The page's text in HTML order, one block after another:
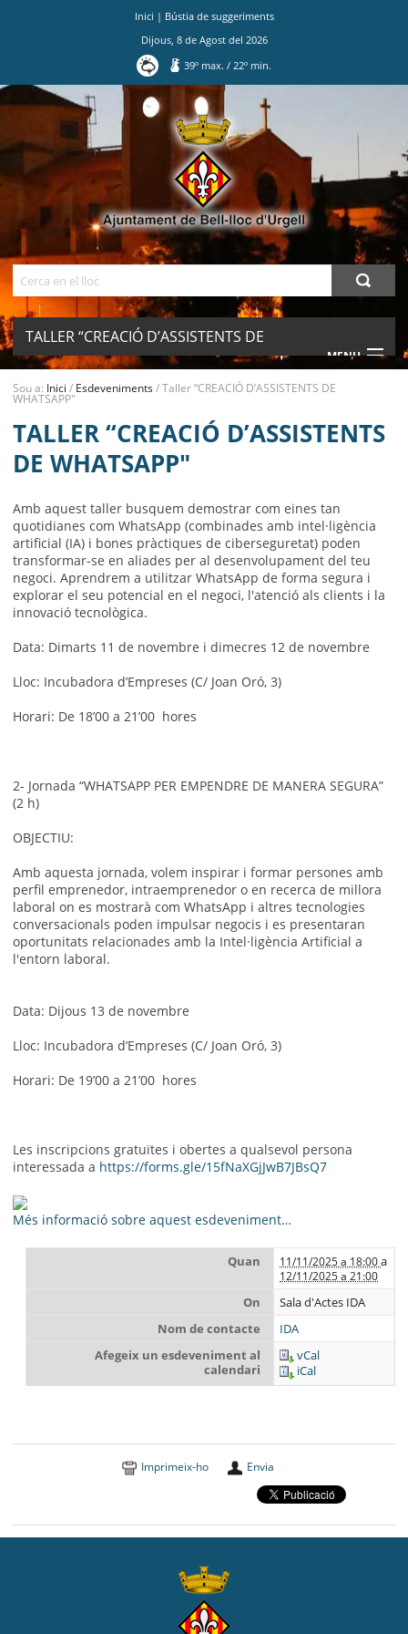
Inici | Bústia de suggeriments
Dijous, 8de Agostdel 2026
39º max./ 22º min.
TALLER “CREACIÓ D’ASSISTENTS DE
WHATSAPP"
MENU
MUNICIPI
BELL-LLOC SOLUCIONA
Sou a: Inici / Esdeveniments/Taller “CREACIÓ D’ASSISTENTS DE
WHATSAPP"
TALLER “CREACIÓ D’ASSISTENTS
DE WHATSAPP"
Amb aquest taller busquem demostrar com eines tan
quotidianes com WhatsApp (combinades amb intel·ligència
artificial (IA) i bones pràctiques de ciberseguretat) poden
transformar-se en aliades per al desenvolupament del teu
negoci. Aprendrem a utilitzar WhatsApp de forma segura i
explorar el seu potencial en el negoci, l'atenció als clients i la
innovació tecnològica.
Data: Dimarts 11 de novembre i dimecres 12 de novembre
Lloc: Incubadora d’Empreses (C/ Joan Oró, 3)
Horari: De 18’00 a 21’00 hores
2- Jornada “WHATSAPP PER EMPENDRE DE MANERA SEGURA”
(2 h)
OBJECTIU:
Amb aquesta jornada, volem inspirar i formar persones amb
perfil emprenedor, intraemprenedor o en recerca de millora
laboral on es mostrarà com WhatsApp i altres tecnologies
conversacionals poden impulsar negocis i es presentaran
oportunitats relacionades amb la Intel·ligència Artificial a
l'entorn laboral.
Data: Dijous 13 de novembre
Lloc: Incubadora d’Empreses (C/ Joan Oró, 3)
Horari: De 19’00 a 21’00 hores
Les inscripcions gratuïtes i obertes a qualsevol persona
interessada a https://forms.gle/15fNaXGjJwB7JBsQ7
Més informació sobre aquest esdeveniment…
Quan 11/11/2025 a 18:00a
12/11/2025 a 21:00
On
Sala d'Actes IDA
Nom de contacte
IDA
Afegeix un esdeveniment al
calendari
vCal
iCal
Imprimeix-ho Envia